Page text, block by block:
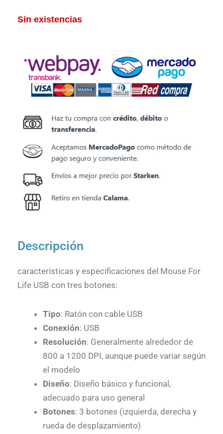
Sin existencias
Descripción
características y especificaciones del Mouse For
Life USB con tres botones:
Tipo: Ratón con cable USB
Conexión: USB
Resolución: Generalmente alrededor de
800 a 1200 DPI, aunque puede variar según
el modelo
Diseño: Diseño básico y funcional,
adecuado para uso general
Botones: 3 botones (izquierda, derecha y
rueda de desplazamiento)